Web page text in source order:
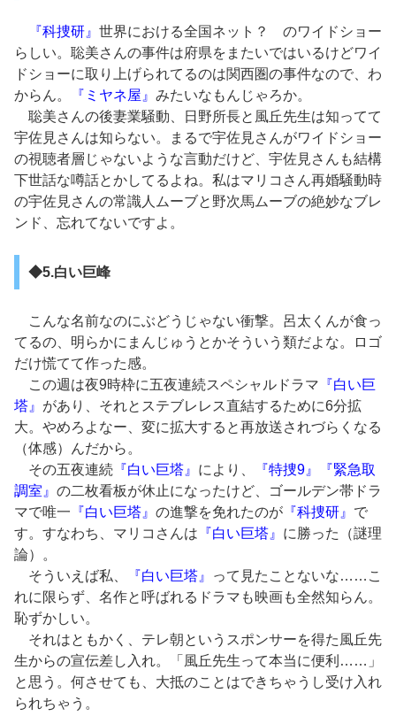
『科捜研』 世界における全国ネット？ のワイドショー
らしい。聡美さんの事件は府県をまたいではいるけどワイ
ドショーに取り上げられてるのは関西圏の事件なので、わ
からん。
『ミヤネ屋』 みたいなもんじゃろか。
聡美さんの後妻業騒動、日野所長と風丘先生は知ってて
宇佐見さんは知らない。まるで宇佐見さんがワイドショー
の視聴者層じゃないような言動だけど、宇佐見さんも結構
下世話な噂話とかしてるよね。私はマリコさん再婚騒動時
の宇佐見さんの常識人ムーブと野次馬ムーブの絶妙なブレ
ンド、忘れてないですよ。
◆5.白い巨峰
こんな名前なのにぶどうじゃない衝撃。呂太くんが食っ
てるの、明らかにまんじゅうとかそういう類だよな。ロゴ
だけ慌てて作った感。
この週は夜9時枠に五夜連続スペシャルドラマ 『白い巨
塔』 があり、それとステブレレス直結するために6分拡
大。やめろよなー、変に拡大すると再放送されづらくなる
（体感）んだから。
その五夜連続 『白い巨塔』 により、
『特捜9』『緊急取
調室』 の二枚看板が休止になったけど、ゴールデン帯ドラ
マで唯一 『白い巨塔』 の進撃を免れたのが 『科捜研』 で
す。すなわち、マリコさんは 『白い巨塔』 に勝った（謎理
論）。
そういえば私、
『白い巨塔』
って見たことないな……こ
れに限らず、名作と呼ばれるドラマも映画も全然知らん。
恥ずかしい。
それはともかく、テレ朝というスポンサーを得た風丘先
生からの宣伝差し入れ。「風丘先生って本当に便利……」
と思う。何させても、大抵のことはできちゃうし受け入れ
られちゃう。